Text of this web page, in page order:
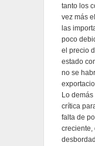
tanto los
vez más
las
poco
el precio
estado
no se
Lo
crítica
falta de
creciente,